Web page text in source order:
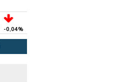
-0,04%